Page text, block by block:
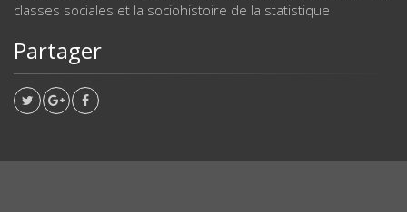
classes sociales et la sociohistoire de la statistique
Partager